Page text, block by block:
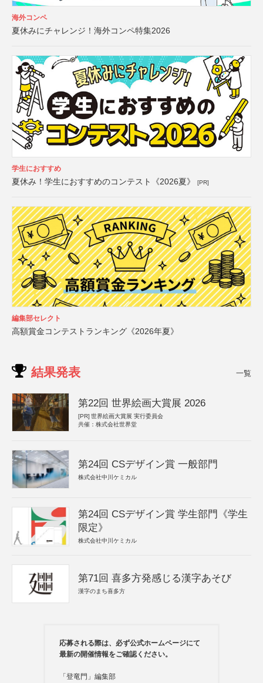
海外コンペ
夏休みにチャレンジ！海外コンペ特集2026
学生におすすめ
夏休み！学生におすすめのコンテスト《2026夏》 [PR]
編集部セレクト
高額賞金コンテストランキング《2026年夏》
結果発表 一覧
第22回 世界絵画大賞展 2026
[PR] 世界絵画大賞展 実行委員会
共催：株式会社世界堂
第24回 CSデザイン賞 一般部門
株式会社中川ケミカル
第24回 CSデザイン賞 学生部門《学生
限定》
株式会社中川ケミカル
第71回 喜多方発感じる漢字あそび
漢字のまち喜多方
応募される際は、必ず公式ホームページにて
最新の開催情報をご確認ください。
「登竜門」編集部